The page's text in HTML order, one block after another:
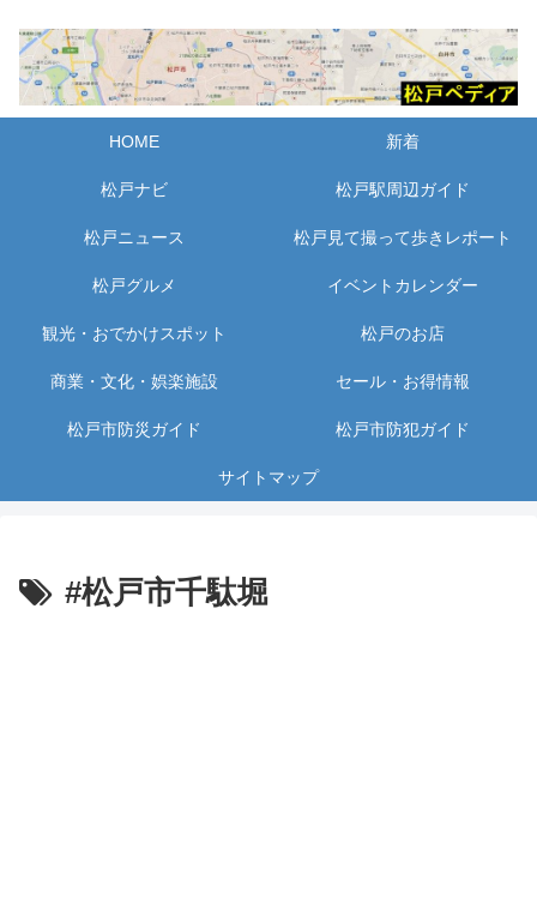
HOME 新着
松戸ナビ 松戸駅周辺ガイド
松戸ニュース 松戸見て撮って歩きレポート
松戸グルメ イベントカレンダー
観光・おでかけスポット 松戸のお店
商業・文化・娯楽施設 セール・お得情報
松戸市防災ガイド 松戸市防犯ガイド
サイトマップ
#松戸市千駄堀